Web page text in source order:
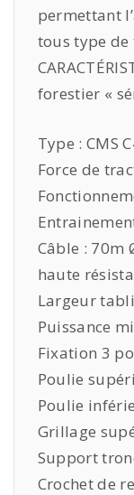
permettant
tous type de
forestier «
Type : CMS
Force de
Câble :
haute
Largeur
Puissance
Fixation 3
Poulie
Poulie
Grillage
Support
Crochet de